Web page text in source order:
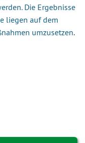
Die Ergebnisse
liegen auf dem
umzusetzen.